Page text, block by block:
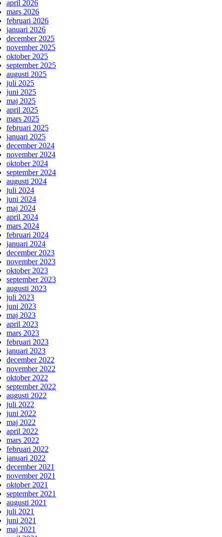
april 2026
mars 2026
februari 2026
januari 2026
december 2025
november 2025
oktober 2025
september 2025
augusti 2025
juli 2025
juni 2025
maj 2025
april 2025
mars 2025
februari 2025
januari 2025
december 2024
november 2024
oktober 2024
september 2024
augusti 2024
juli 2024
juni 2024
maj 2024
april 2024
mars 2024
februari 2024
januari 2024
december 2023
november 2023
oktober 2023
september 2023
augusti 2023
juli 2023
juni 2023
maj 2023
april 2023
mars 2023
februari 2023
januari 2023
december 2022
november 2022
oktober 2022
september 2022
augusti 2022
juli 2022
juni 2022
maj 2022
april 2022
mars 2022
februari 2022
januari 2022
december 2021
november 2021
oktober 2021
september 2021
augusti 2021
juli 2021
juni 2021
maj 2021